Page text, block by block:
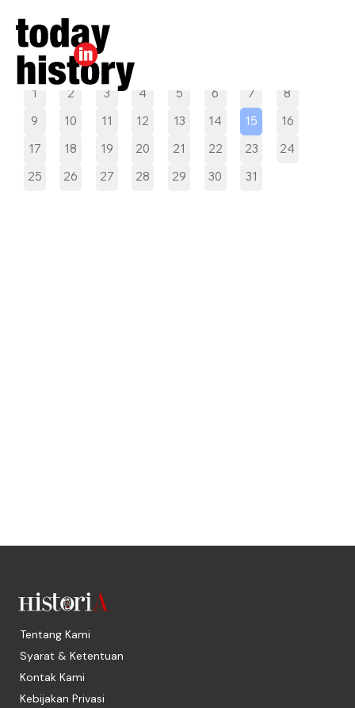
Pilih tanggal
1 2 3 4 5 6 7
8
9
10 11 12 13 14 15
16
17
18 19 20 21 22 23
24
25
26 27 28 29 30 31
Tentang Kami
Syarat & Ketentuan
Kontak Kami
Kebijakan Privasi